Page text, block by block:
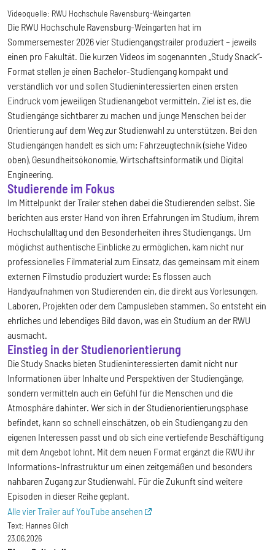
Videoquelle: RWU Hochschule Ravensburg-Weingarten
Die RWU Hochschule Ravensburg-Weingarten hat im
Sommersemester 2026 vier Studiengangstrailer produziert – jeweils
einen pro Fakultät. Die kurzen Videos im sogenannten „Study Snack“-
Format stellen je einen Bachelor-Studiengang kompakt und
verständlich vor und sollen Studieninteressierten einen ersten
Eindruck vom jeweiligen Studienangebot vermitteln. Ziel ist es, die
Studiengänge sichtbarer zu machen und junge Menschen bei der
Orientierung auf dem Weg zur Studienwahl zu unterstützen. Bei den
Studiengängen handelt es sich um: Fahrzeugtechnik (siehe Video
oben), Gesundheitsökonomie, Wirtschaftsinformatik und Digital
Engineering.
Studierende im Fokus
Im Mittelpunkt der Trailer stehen dabei die Studierenden selbst. Sie
berichten aus erster Hand von ihren Erfahrungen im Studium, ihrem
Hochschulalltag und den Besonderheiten ihres Studiengangs. Um
möglichst authentische Einblicke zu ermöglichen, kam nicht nur
professionelles Filmmaterial zum Einsatz, das gemeinsam mit einem
externen Filmstudio produziert wurde: Es flossen auch
Handyaufnahmen von Studierenden ein, die direkt aus Vorlesungen,
Laboren, Projekten oder dem Campusleben stammen. So entsteht ein
ehrliches und lebendiges Bild davon, was ein Studium an der RWU
ausmacht.
Einstieg in der Studienorientierung
Die Study Snacks bieten Studieninteressierten damit nicht nur
Informationen über Inhalte und Perspektiven der Studiengänge,
sondern vermitteln auch ein Gefühl für die Menschen und die
Atmosphäre dahinter. Wer sich in der Studienorientierungsphase
befindet, kann so schnell einschätzen, ob ein Studiengang zu den
eigenen Interessen passt und ob sich eine vertiefende Beschäftigung
mit dem Angebot lohnt. Mit dem neuen Format ergänzt die RWU ihr
Informations-Infrastruktur um einen zeitgemäßen und besonders
nahbaren Zugang zur Studienwahl. Für die Zukunft sind weitere
Episoden in dieser Reihe geplant.
Alle vier Trailer auf YouTube ansehen
Text: Hannes Gilch
23.06.2026